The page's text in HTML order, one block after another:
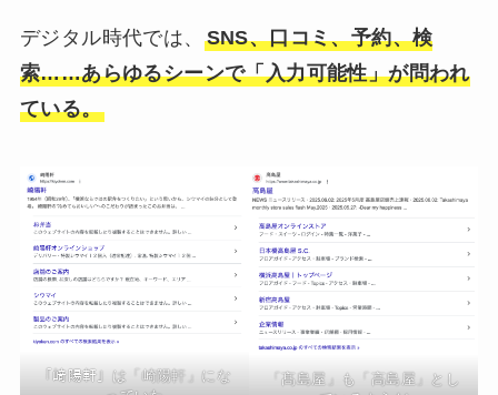
デジタル時代では、 SNS、口コミ、予約、検
索……あらゆるシーンで「入力可能性」が問われ
ている。
「﨑陽軒」は「崎陽軒」にな
「髙島屋」も「高島屋」とし